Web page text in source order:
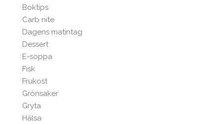
Boktips
Carb nite
Dagens matintag
Dessert
E-soppa
Fisk
Frukost
Grönsaker
Gryta
Hälsa